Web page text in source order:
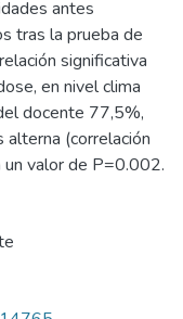
antes
tras la prueba de
significativa
en nivel clima
docente 77,5%,
(correlación
valor de P=0.002.